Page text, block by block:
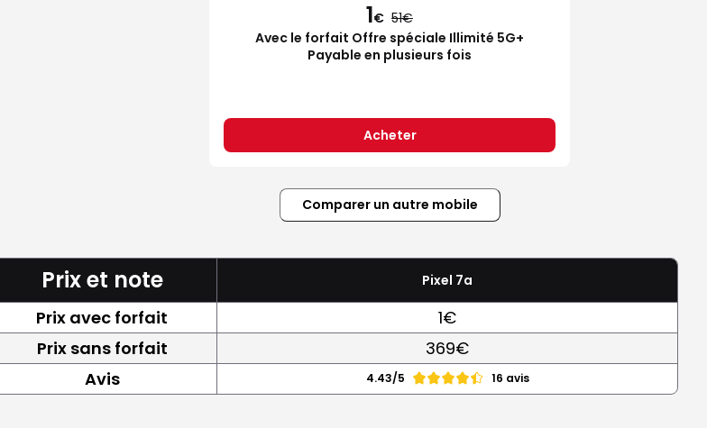
1€ 51
Avec le forfait Offre spéciale Illimité 5G+
Payable en plusieurs fois
Acheter
Comparer un autre mobile
Prix et note Pixel 7a
Prix avec forfait
1€
Prix sans forfait
369€
Avis
4.43/5 16 avis